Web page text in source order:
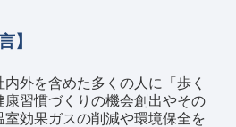
】
外を含めた多くの人に「歩く
康習慣づくりの機会創出やその
効果ガスの削減や環境保全を